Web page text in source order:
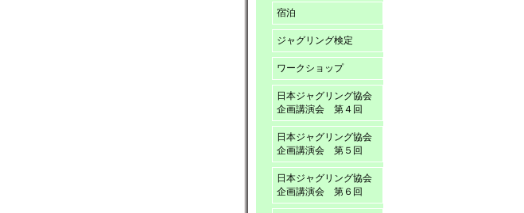
宿泊
ジャグリング検定
ワークショップ
日本ジャグリング協会
企画講演会 第４回
日本ジャグリング協会
企画講演会 第５回
日本ジャグリング協会
企画講演会 第６回